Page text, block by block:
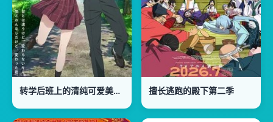
转学后班上的清纯可爱美少女竟是小时候玩在一起的哥儿们 擅长逃跑的殿下第二季